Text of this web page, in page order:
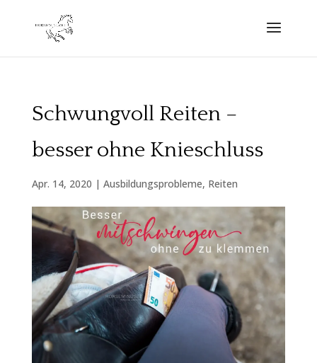
Schwungvoll Reiten –
besser ohne Knieschluss
Apr. 14, 2020 | Ausbildungsprobleme, Reiten